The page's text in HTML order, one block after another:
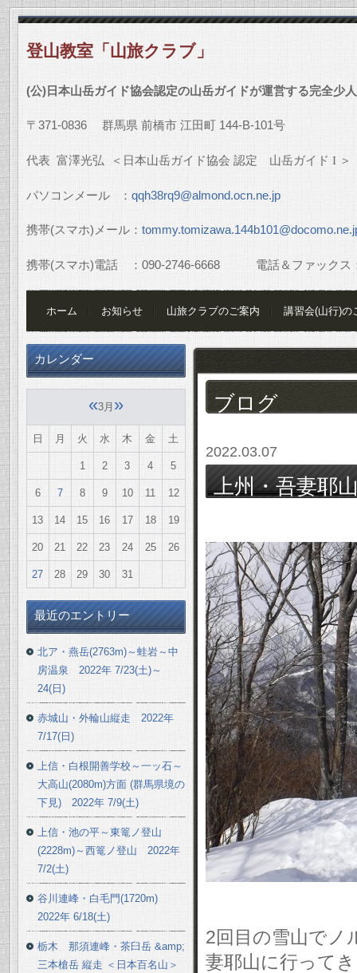
登山教室「山旅クラブ」
(公)日本山岳ガイド協会認定の山岳ガイドが運営する完全少
〒 371-0836 群馬県 前橋市 江田町 144-B-101号
代表 富澤光弘 ＜日本山岳ガイド協会 認定 山岳ガイド I ＞
パソコンメール ： qqh38rq9@almond.ocn.ne.jp
携帯(スマホ)メール：
携帯(スマホ)電話 ： 090-2746-6668電話＆ファックス
ホーム お知らせ 山旅クラブのご案内 講習会(山行)の
ブログ
2022.03.07
上州・吾妻耶
2回目の雪山でノ
妻耶山に行って
カレンダー
«3月 »
日 月 火 水 木 金 土
1 2 3 4 5
6 7 8 9 10 11 12
13 14 15 16 17 18 19
20 21 22 23 24 25 26
27 28 29 30 31
最近のエントリー
北ア・燕岳(2763m)～蛙岩～中
房温泉 2022年 7/23(土)～
24(日)
赤城山・外輪山縦走 2022年
7/17(日)
上信・白根開善学校～一ッ石～
大高山(2080m)方面 (群馬県境の
下見) 2022年 7/9(土)
上信・池の平～東篭ノ登山
(2228m)～西篭ノ登山 2022年
7/2(土)
谷川連峰・白毛門(1720m)
2022年 6/18(土)
栃木 那須連峰・茶臼岳 &amp;
三本槍岳 縦走 ＜日本百名山＞